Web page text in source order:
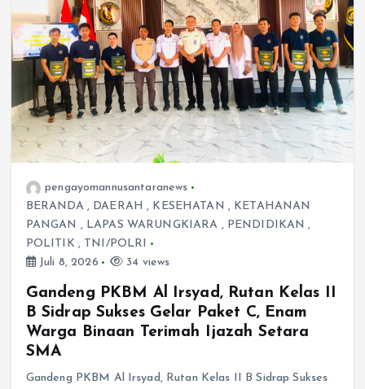
pengayomannusantaranews
BERANDA, DAERAH , KESEHATAN , KETAHANAN
PANGAN , LAPAS WARUNGKIARA , PENDIDIKAN ,
POLITIK , TNI/POLRI
Juli 8, 2026
34 views
Gandeng PKBM Al Irsyad, Rutan Kelas II
B Sidrap Sukses Gelar Paket C, Enam
Warga Binaan Terimah Ijazah Setara
SMA
Gandeng PKBM Al Irsyad, Rutan Kelas II B Sidrap Sukses